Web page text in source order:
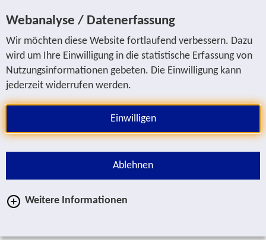
Webanalyse / Datenerfassung
Wir möchten diese Website fortlaufend verbessern. Dazu
wird um Ihre Einwilligung in die statistische Erfassung von
Nutzungsinformationen gebeten. Die Einwilligung kann
jederzeit widerrufen werden.
Einwilligen
Ablehnen
Weitere Informationen